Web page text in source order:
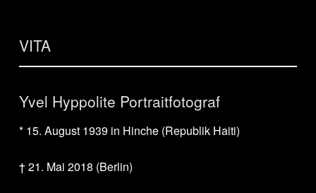
VITA
Yvel Hyppolite Portraitfotograf
* 15. August 1939 in Hinche (Republik Haiti)
† 21. Mai 2018 (Berlin)